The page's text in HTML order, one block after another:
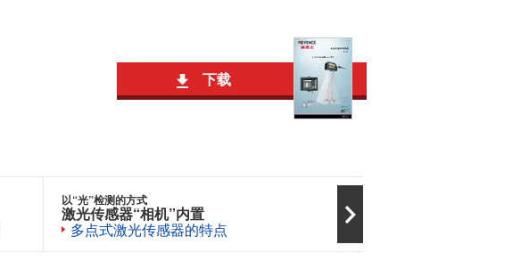
下载
以“光”检测的方式
激光传感器“相机”内置
多点式激光传感器的特点